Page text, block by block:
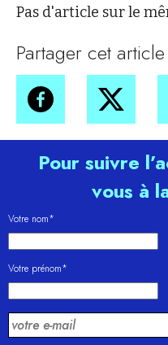
Pas d'article sur le
Partager cet article
Pour suivre
vous à
Votre nom*
Votre prénom*